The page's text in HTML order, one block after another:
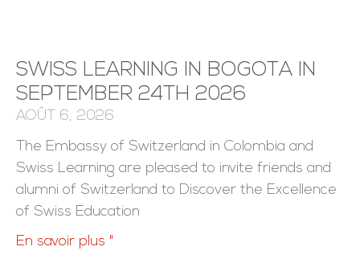
SWISS LEARNING IN BOGOTA IN
SEPTEMBER 24TH 2026
AOÛT 6, 2026
The Embassy of Switzerland in Colombia and
Swiss Learning are pleased to invite friends and
alumni of Switzerland to Discover the Excellence
of Swiss Education
En savoir plus "